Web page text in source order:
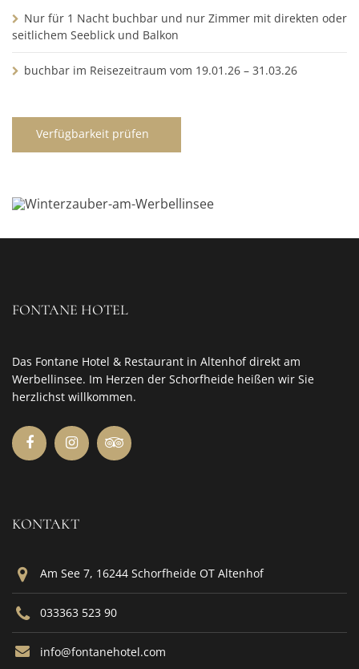
Nur für 1 Nacht buchbar und nur Zimmer mit direkten oder
seitlichem Seeblick und Balkon
buchbar im Reisezeitraum vom 19.01.26 – 31.03.26
Verfügbarkeit prüfen
FONTANE HOTEL
Das Fontane Hotel & Restaurant in Altenhof direkt am
Werbellinsee. Im Herzen der Schorfheide heißen wir Sie
herzlichst willkommen.
KONTAKT
Am See 7, 16244 Schorfheide OT Altenhof
033363 523 90
info@fontanehotel.com